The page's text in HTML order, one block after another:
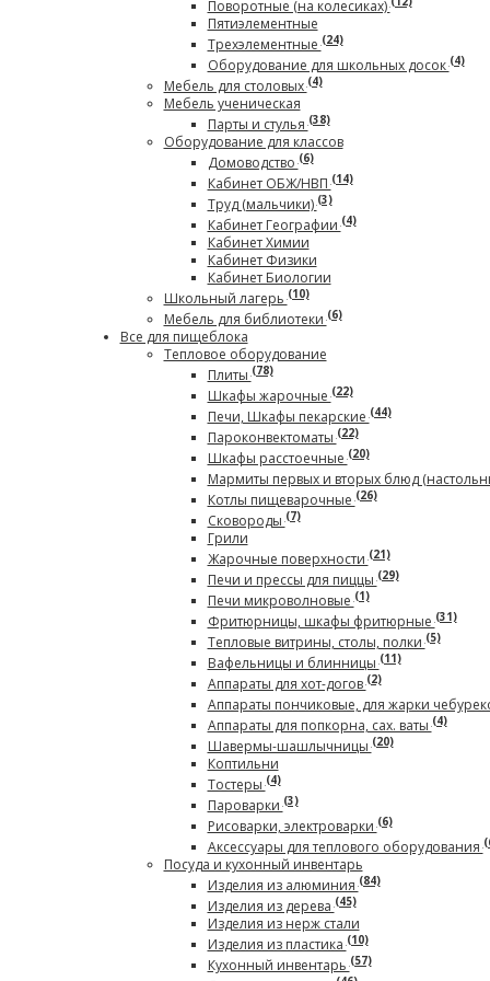
Поворотные (на колесиках)
Пятиэлементные
Трехэлементные(24)
Оборудование для школьных досок(4)
Мебель для столовых(4)
Мебель ученическая
Парты и стулья(38)
Оборудование для классов
Домоводство(6)
Кабинет ОБЖ/НВП(14)
Труд (мальчики)(3)
Кабинет Географии(4)
Кабинет Химии
Кабинет Физики
Кабинет Биологии
Школьный лагерь(10)
Мебель для библиотеки(6)
Все для пищеблока
Тепловое оборудование
Плиты(78)
Шкафы жарочные(22)
Печи, Шкафы пекарские(44)
Пароконвектоматы(22)
Шкафы расстоечные(20)
Мармиты первых и вторых блюд
Котлы пищеварочные(26)
Сковороды(7)
Грили
Жарочные поверхности(21)
Печи и прессы для пиццы(29)
Печи микроволновые(1)
Фритюрницы, шкафы фритюрные(31)
Тепловые витрины, столы, полки(5)
Вафельницы и блинницы(11)
Аппараты для хот-догов(2)
Аппараты пончиковые, для жарки
Аппараты для попкорна, сах. ваты(4)
Шавермы-шашлычницы(20)
Коптильни
Тостеры(4)
Пароварки(3)
Рисоварки, электроварки(6)
Аксессуары для теплового оборудования
Посуда и кухонный инвентарь
Изделия из алюминия(84)
Изделия из дерева(45)
Изделия из нерж стали
Изделия из пластика(10)
Кухонный инвентарь(57)